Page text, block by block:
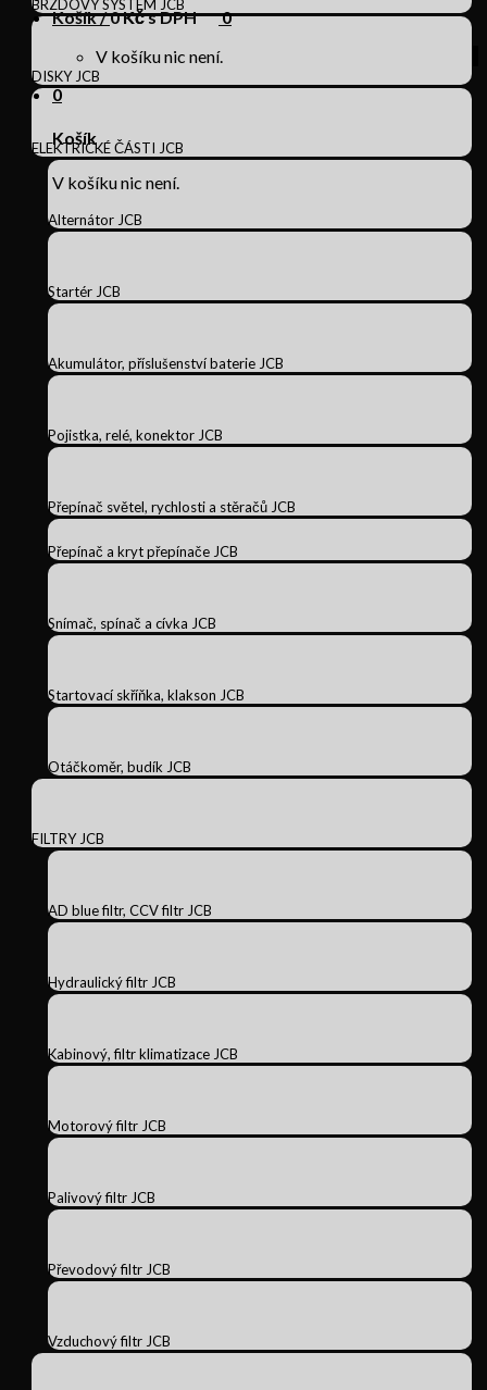
Košík /0Kč s DPH
0
V košíku nic není.
0
Košík
V košíku nic není.
BRZDOVÝ SYSTÉM JCB
DISKY JCB
ELEKTRICKÉ ČÁSTI JCB
Alternátor JCB
Startér JCB
Akumulátor, příslušenství baterie JCB
Pojistka, relé, konektor JCB
Přepínač světel, rychlosti a stěračů JCB
Přepínač a kryt přepínače JCB
Snímač, spínač a cívka JCB
Startovací skříňka, klakson JCB
Otáčkoměr, budík JCB
FILTRY JCB
AD blue filtr, CCV filtr JCB
Hydraulický filtr JCB
Kabinový, filtr klimatizace JCB
Motorový filtr JCB
Palivový filtr JCB
Převodový filtr JCB
Vzduchový filtr JCB